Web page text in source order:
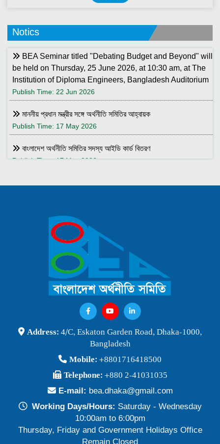
Notics
BEA Seminar titled "Debating Budget and Beyond" will
be held on Thursday, 25 June 2026, at 10:30 am, at The
Institution of Diploma Engineers, Bangladesh Auditorium
Publish Time: 22 Jun 2026
মাননীয় প্রধান মন্ত্রীর সঙ্গে অর্থনীতি সমিতির আহ্বায়ক
Publish Time: 17 May 2026
বাংলাদেশ অর্থনীতি সমিতির সদস্য আইডি কার্ড বিতরণ
Publish Time: 17 May 2026
Publish Time: 25 Jan 2026
বাংলাদেশ অর্থনীতি সমিতি ও জগন্নাথ বিশ্ববিদ্যালয় যৌথ আয়োজনে
লোকবক্তৃা ২১ জানুয়ারি ২০২৬
Publish Time: 16 Jan 2026
বেগম খালেদা জিয়ার মৃত্যুতে বাংলাদেশ অর্থনীতি সমিতি গভীরভাবে শোকাহত
BEA Seminar 2025 "Debating Budget and Beyond" 21
June 2025, at 10:00 am, at the CIRDAP Auditorium
Publish Time: 16 Jun 2025
Publish Time: 19 May 2024
প্রাথমিক প্রার্থী তালিকা বাংলাদেশ অর্থনীতি সমিতি নির্বাচন-২০২৪
Publish Time: 17 May 2024
বাংলাদেশ অর্থনীতি সমিতির সদস্যপদ নবায়ন ও নতুন সদস্য অন্তর্ভুক্তি প্রসঙ্গে
Address: 4/C, Eskaton Garden Road, Dhaka-1000,
Bangladesh
Mobile: +8801716418500
Telephone: +880 2-41031035
E-mail: bea.dhaka@gmail.com
Working Days/Hours: Saturday - Wednesday
10:00am to 6:00pm
Thursday, Friday and Government Holidays Office
Remain Closed